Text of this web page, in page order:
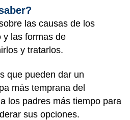
las causas de los
y las formas de
y tratarlos.
que pueden dar un
más temprana del
los padres más tiempo para
sus opciones.